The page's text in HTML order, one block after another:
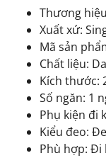
Thương
Xuất xứ:
Mã sản
Chất liệu:
Kích thước:
Số ngăn: 1
Phụ kiện đi
Kiểu đeo:
Phù hợp: Đi